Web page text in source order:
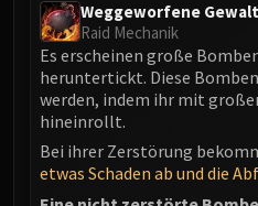
Warlord
Yor'sahj the
Majordomo
Weggeworfene
Raid Mechanik
Es erscheinen große
heruntertickt. Diese
werden, indem ihr mit
hineinrollt.
Bei ihrer Zerstörung
etwas Schaden ab und die